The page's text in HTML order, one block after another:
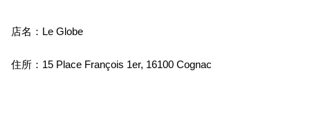
店名：Le Globe
住所：15 Place François 1er, 16100 Cognac